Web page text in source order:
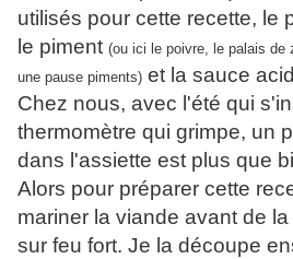
utilisés pour cette recette, le
le piment (ou ici le poivre, le palais de
une pause piments) et la sauce
Chez nous, avec l'été qui
thermomètre qui grimpe, un
dans l'assiette est plus que
Alors pour préparer cette
mariner la viande avant de
sur feu fort. Je la découpe